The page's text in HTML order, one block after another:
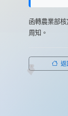
函轉農業部
周知。
返